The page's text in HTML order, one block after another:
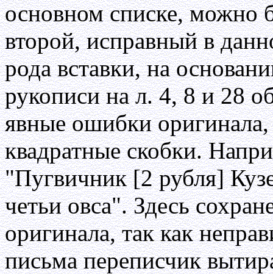
основном списке, можно
второй, исправный в
рода вставки, на
рукописи на л. 4, 8 и 28
явные ошибки
квадратные скобки.
"Пугвичник [2 рубля]
четьи овса". Здесь
оригинала, так как
письма переписчик